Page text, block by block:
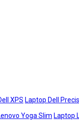
XPS Laptop Dell
Yoga Slim Laptop